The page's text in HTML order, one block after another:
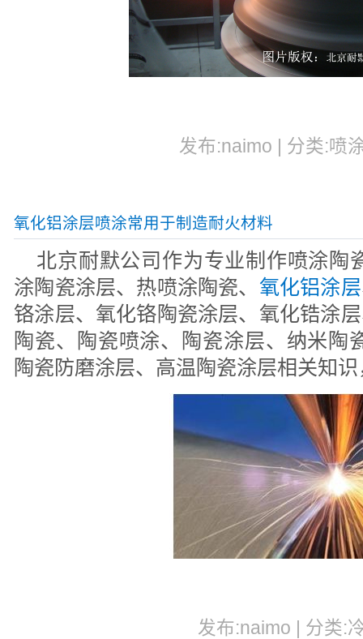
发布:naimo | 分类:喷
氧化铝涂层喷涂常用于制造耐火材料
北京耐默公司作为专业制作喷涂陶
涂陶瓷涂层、热喷涂陶瓷、 氧化铝涂层
铬涂层、氧化铬陶瓷涂层、氧化锆涂
陶瓷、陶瓷喷涂、陶瓷涂层、纳米陶
陶瓷防磨涂层、高温陶瓷涂层相关知
发布:naimo | 分类: